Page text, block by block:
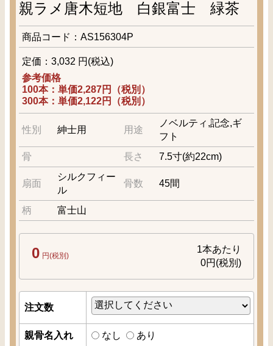
親ラメ唐木短地 白銀富士 緑茶
商品コード：AS156304P
定価：3,032 円(税込)
参考価格
100本：単価2,287円（税別）
300本：単価2,122円（税別）
性別 紳士用 用途
ノベルティ,記念,ギ
フト
骨
長さ 7.5寸(約22cm)
扇面
シルクフィー
ル
骨数 45間
柄 富士山
0 円(税別)
1本あたり
0円(税別)
注文数
親骨名入れ なし あり